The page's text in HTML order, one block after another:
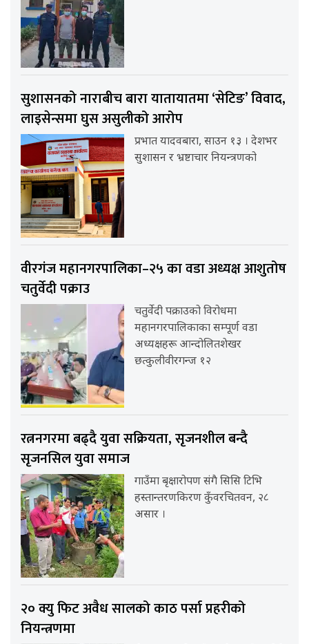
सुशासनको नाराबीच बारा यातायातमा ‘सेटिङ’ विवाद,
लाइसेन्समा घुस असुलीको आरोप
प्रभात यादवबारा, साउन १३ । देशभर
सुशासन र भ्रष्टाचार नियन्त्रणको
वीरगंज महानगरपालिका–२५ का वडा अध्यक्ष आशुतोष
चतुर्वेदी पक्राउ
चतुर्वेदी पक्राउको विरोधमा
महानगरपालिकाका सम्पूर्ण वडा
अध्यक्षहरू आन्दोलितशेखर
छत्कुलीवीरगन्ज १२
रत्ननगरमा बढ्दै युवा सक्रियता, सृजनशील बन्दै
सृजनसिल युवा समाज
गाउँमा बृक्षारोपण संगै सिसि टिभि
हस्तान्तरणकिरण कुँवरचितवन, २८
असार ।
२० क्यु फिट अवैध सालको काठ पर्सा प्रहरीको
नियन्त्रणमा